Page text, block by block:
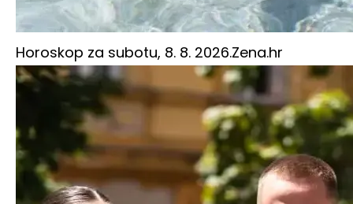
Horoskop za subotu, 8. 8. 2026.Zena.hr